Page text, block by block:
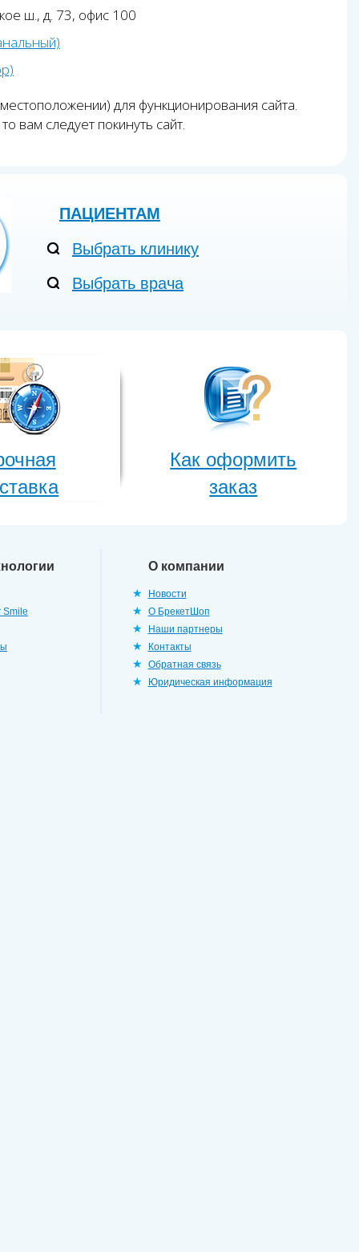
ш., д. 73, офис 100
для функционирования сайта.
вам следует покинуть сайт.
ПАЦИЕНТАМ
Выбрать клинику
Выбрать врача
Как оформить
заказ
О компании
Новости
О БрекетШоп
Наши партнеры
Контакты
Обратная связь
Юридическая информация